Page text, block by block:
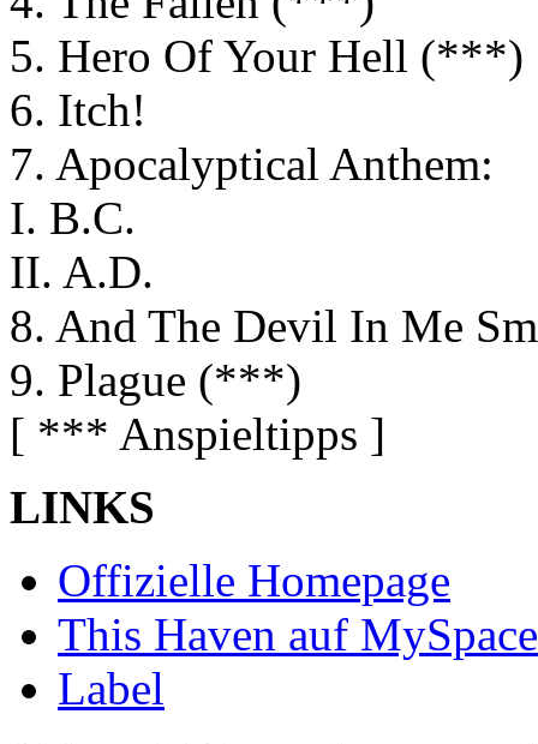
5. Hero Of Your Hell (***)
6. Itch!
7. Apocalyptical Anthem:
I. B.C.
II. A.D.
8. And The Devil In Me
9. Plague (***)
[ *** Anspieltipps ]
LINKS
Offizielle Homepage
This Haven auf MySpace
Label